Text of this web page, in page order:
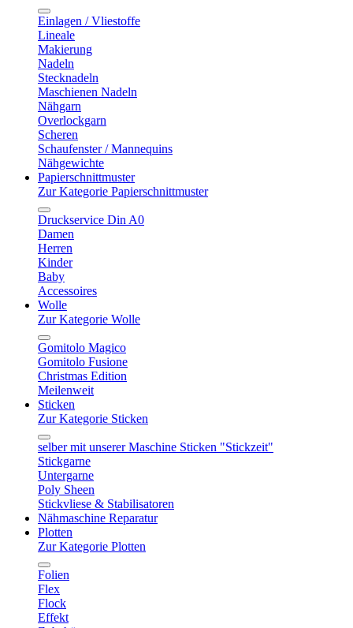
Einlagen / Vliestoffe
Lineale
Makierung
Nadeln
Stecknadeln
Maschienen Nadeln
Nähgarn
Overlockgarn
Scheren
Schaufenster / Mannequins
Nähgewichte
Papierschnittmuster
Zur Kategorie Papierschnittmuster
Druckservice Din A0
Damen
Herren
Kinder
Baby
Accessoires
Wolle
Zur Kategorie Wolle
Gomitolo Magico
Gomitolo Fusione
Christmas Edition
Meilenweit
Sticken
Zur Kategorie Sticken
selber mit unserer Maschine Sticken "Stickzeit"
Stickgarne
Untergarne
Poly Sheen
Stickvliese & Stabilisatoren
Nähmaschine Reparatur
Plotten
Zur Kategorie Plotten
Folien
Flex
Flock
Effekt